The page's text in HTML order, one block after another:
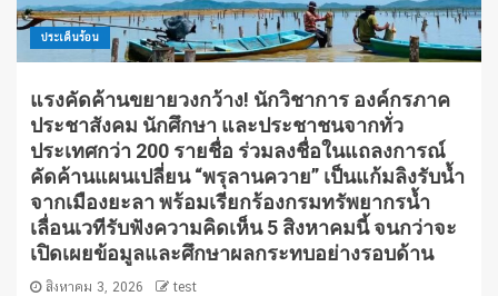
ประเด็นร้อน
แรงคัดค้านขยายวงกว้าง! นักวิชาการ องค์กรภาค
ประชาสังคม นักศึกษา และประชาชนจากทั่ว
ประเทศกว่า 200 รายชื่อ ร่วมลงชื่อในแถลงการณ์
คัดค้านแผนเปลี่ยน “พรุลานควาย” เป็นแก้มลิงรับน้ำ
จากเมืองยะลา พร้อมเรียกร้องกรมทรัพยากรน้ำ
เลื่อนเวทีรับฟังความคิดเห็น 5 สิงหาคมนี้ จนกว่าจะ
เปิดเผยข้อมูลและศึกษาผลกระทบอย่างรอบด้าน
สิงหาคม 3, 2026 test